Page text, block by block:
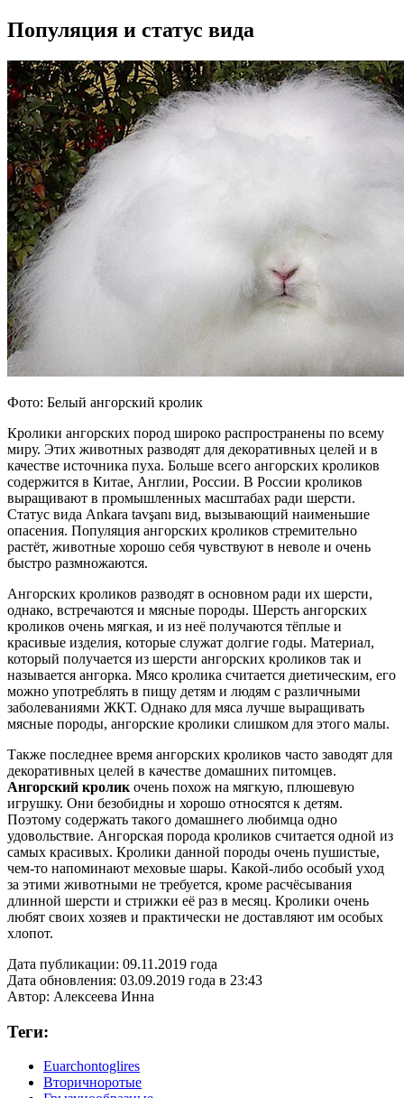
Популяция и статус вида
Фото: Белый ангорский кролик
Кролики ангорских пород широко распространены по всему
миру. Этих животных разводят для декоративных целей и в
качестве источника пуха. Больше всего ангорских кроликов
содержится в Китае, Англии, России. В России кроликов
выращивают в промышленных масштабах ради шерсти.
Статус вида Ankara tavşanı вид, вызывающий наименьшие
опасения. Популяция ангорских кроликов стремительно
растёт, животные хорошо себя чувствуют в неволе и очень
быстро размножаются.
Ангорских кроликов разводят в основном ради их шерсти,
однако, встречаются и мясные породы. Шерсть ангорских
кроликов очень мягкая, и из неё получаются тёплые и
красивые изделия, которые служат долгие годы. Материал,
который получается из шерсти ангорских кроликов так и
называется ангорка. Мясо кролика считается диетическим, его
можно употреблять в пищу детям и людям с различными
заболеваниями ЖКТ. Однако для мяса лучше выращивать
мясные породы, ангорские кролики слишком для этого малы.
Также последнее время ангорских кроликов часто заводят для
декоративных целей в качестве домашних питомцев.
Ангорский кролик очень похож на мягкую, плюшевую
игрушку. Они безобидны и хорошо относятся к детям.
Поэтому содержать такого домашнего любимца одно
удовольствие. Ангорская порода кроликов считается одной из
самых красивых. Кролики данной породы очень пушистые,
чем-то напоминают меховые шары. Какой-либо особый уход
за этими животными не требуется, кроме расчёсывания
длинной шерсти и стрижки её раз в месяц. Кролики очень
любят своих хозяев и практически не доставляют им особых
хлопот.
Дата публикации: 09.11.2019 года
Дата обновления: 03.09.2019 года в 23:43
Автор: Алексеева Инна
Теги:
Euarchontoglires
Вторичноротые